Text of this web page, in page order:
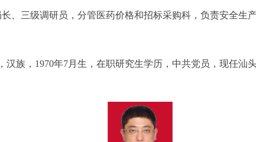
、三级调研员，分管医药价格和招标采购科，负责安全生
汉族，1970年7月生，在职研究生学历，中共党员，现任汕